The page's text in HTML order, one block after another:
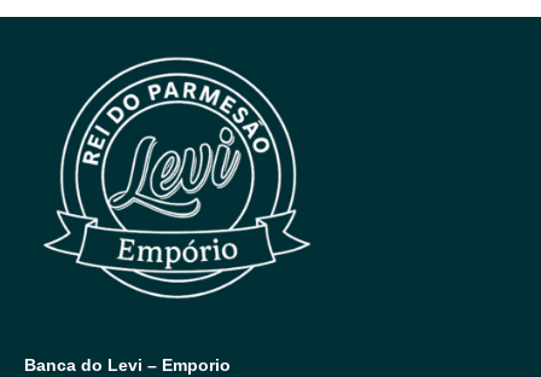
Banca do Levi – Emporio